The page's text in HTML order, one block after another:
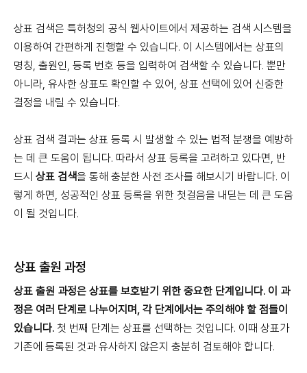
상표 검색은 특허청의 공식 웹사이트에서 제공하는 검색 시스템을
이용하여 간편하게 진행할 수 있습니다. 이 시스템에서는 상표의
명칭, 출원인, 등록 번호 등을 입력하여 검색할 수 있습니다. 뿐만
아니라, 유사한 상표도 확인할 수 있어, 상표 선택에 있어 신중한
결정을 내릴 수 있습니다.
상표 검색 결과는 상표 등록 시 발생할 수 있는 법적 분쟁을 예방하
는 데 큰 도움이 됩니다. 따라서 상표 등록을 고려하고 있다면, 반
드시 상표 검색을 통해 충분한 사전 조사를 해보시기 바랍니다. 이
렇게 하면, 성공적인 상표 등록을 위한 첫걸음을 내딛는 데 큰 도움
이 될 것입니다.
상표 출원 과정
상표 출원 과정은 상표를 보호받기 위한 중요한 단계입니다. 이 과
정은 여러 단계로 나누어지며, 각 단계에서는 주의해야 할 점들이
있습니다. 첫 번째 단계는 상표를 선택하는 것입니다. 이때 상표가
기존에 등록된 것과 유사하지 않은지 충분히 검토해야 합니다.